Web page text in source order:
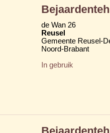
de Wan 26
Reusel
Gemeente Reusel-
Noord-Brabant
In gebruik